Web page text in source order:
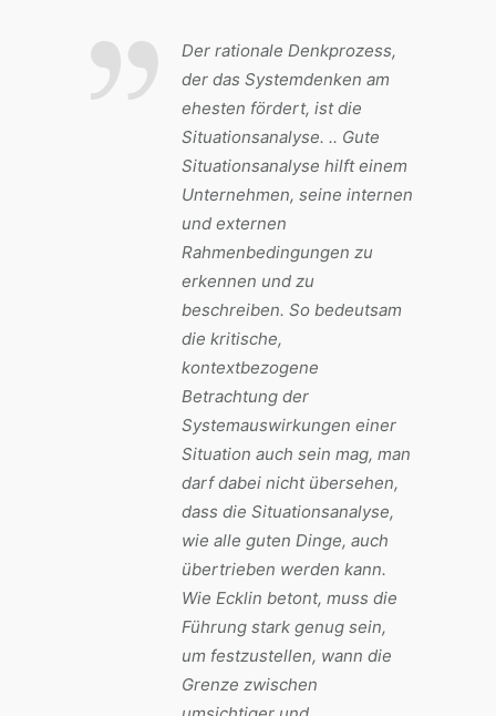
Der rationale Denkprozess,
der das Systemdenken am
ehesten fördert, ist die
Situationsanalyse. .. Gute
Situationsanalyse hilft einem
Unternehmen, seine internen
und externen
Rahmenbedingungen zu
erkennen und zu
beschreiben. So bedeutsam
die kritische,
kontextbezogene
Betrachtung der
Systemauswirkungen einer
Situation auch sein mag, man
darf dabei nicht übersehen,
dass die Situationsanalyse,
wie alle guten Dinge, auch
übertrieben werden kann.
Wie Ecklin betont, muss die
Führung stark genug sein,
um festzustellen, wann die
Grenze zwischen